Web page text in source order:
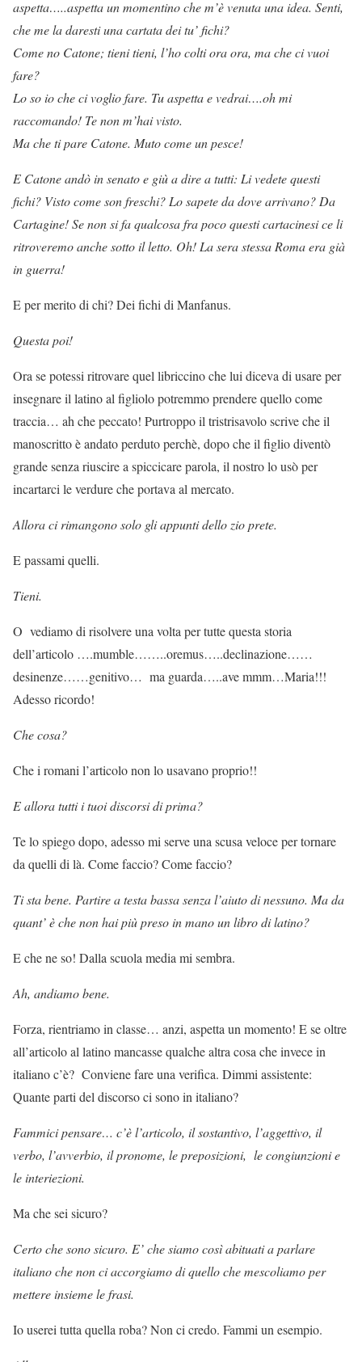
aspetta…..aspetta un momentino che m’è venuta una idea. Senti,
che me la daresti una cartata dei tu’ fichi?
Come no Catone; tieni tieni, l’ho colti ora ora, ma che ci vuoi
fare?
Lo so io che ci voglio fare. Tu aspetta e vedrai….oh mi
raccomando! Te non m’hai visto.
Ma che ti pare Catone. Muto come un pesce!
E Catone andò in senato e giù a dire a tutti: Li vedete questi
fichi? Visto come son freschi? Lo sapete da dove arrivano? Da
Cartagine! Se non si fa qualcosa fra poco questi cartacinesi ce li
ritroveremo anche sotto il letto. Oh! La sera stessa Roma era già
in guerra!
E per merito di chi? Dei fichi di Manfanus.
Questa poi!
Ora se potessi ritrovare quel libriccino che lui diceva di usare per
insegnare il latino al figliolo potremmo prendere quello come
traccia… ah che peccato! Purtroppo il tristrisavolo scrive che il
manoscritto è andato perduto perchè, dopo che il figlio diventò
grande senza riuscire a spiccicare parola, il nostro lo usò per
incartarci le verdure che portava al mercato.
Allora ci rimangono solo gli appunti dello zio prete.
E passami quelli.
Tieni.
O vediamo di risolvere una volta per tutte questa storia
dell’articolo ….mumble……..oremus…..declinazione……
desinenze……genitivo… ma guarda…..ave mmm…Maria!!!
Adesso ricordo!
Che cosa?
Che i romani l’articolo non lo usavano proprio!!
E allora tutti i tuoi discorsi di prima?
Te lo spiego dopo, adesso mi serve una scusa veloce per tornare
da quelli di là. Come faccio? Come faccio?
Ti sta bene. Partire a testa bassa senza l’aiuto di nessuno. Ma da
quant’ è che non hai più preso in mano un libro di latino?
E che ne so! Dalla scuola media mi sembra.
Ah, andiamo bene.
Forza, rientriamo in classe… anzi, aspetta un momento! E se oltre
all’articolo al latino mancasse qualche altra cosa che invece in
italiano c’è? Conviene fare una verifica. Dimmi assistente:
Quante parti del discorso ci sono in italiano?
Fammici pensare… c’è l’articolo, il sostantivo, l’aggettivo, il
verbo, l’avverbio, il pronome, le preposizioni, le congiunzioni e
le interiezioni.
Ma che sei sicuro?
Certo che sono sicuro. E’ che siamo così abituati a parlare
italiano che non ci accorgiamo di quello che mescoliamo per
mettere insieme le frasi.
Io userei tutta quella roba? Non ci credo. Fammi un esempio.